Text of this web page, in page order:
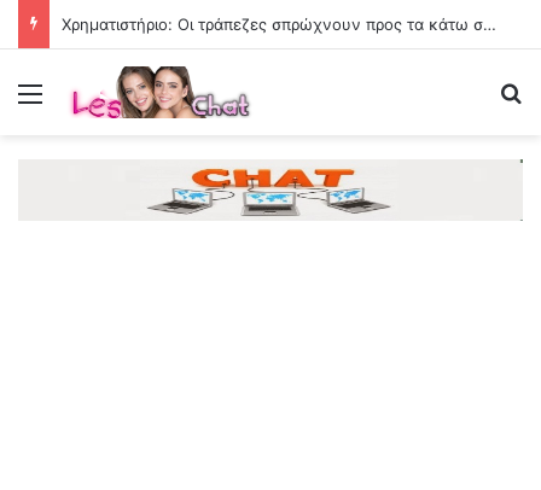
Χρηματιστήριο: Οι τράπεζες σπρώχνουν προς τα κάτω στην Αθήνα
Menu